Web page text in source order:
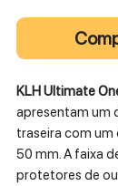
KLH Ultimate
apresentam um
traseira com um
50 mm. A faixa
protetores de